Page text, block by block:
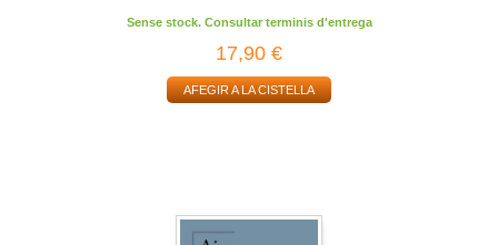
Sense stock. Consultar terminis d'entrega
17,90 €
AFEGIR A LA CISTELLA